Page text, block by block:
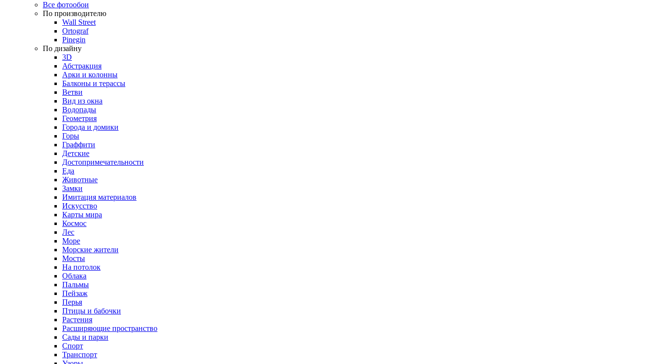
Все фотообои
По производителю
Wall Street
Ortograf
Pinegin
По дизайну
3D
Абстракция
Арки и колонны
Балконы и терассы
Ветви
Вид из окна
Водопады
Геометрия
Города и домики
Горы
Граффити
Детские
Достопримечательности
Еда
Животные
Замки
Имитация материалов
Искусство
Карты мира
Космос
Лес
Море
Морские жители
Мосты
На потолок
Облака
Пальмы
Пейзаж
Перья
Птицы и бабочки
Растения
Расширяющие пространство
Сады и парки
Спорт
Транспорт